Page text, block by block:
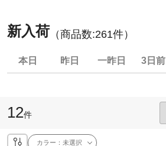
新入荷 （商品数:261件）
本日 昨日 一昨日 3日前
12件
カラー：未選択